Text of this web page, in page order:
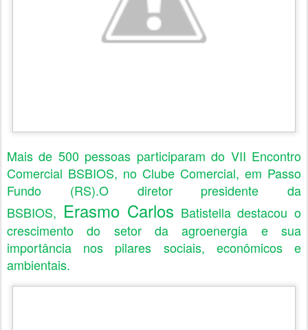
Mais de 500 pessoas participaram do VII Encontro
Comercial BSBIOS, no Clube Comercial, em Passo
Fundo (RS).O diretor presidente da
BSBIOS, Erasmo Carlos Batistella destacou o
crescimento do setor da agroenergia e sua
importância nos pilares sociais, econômicos e
ambientais.